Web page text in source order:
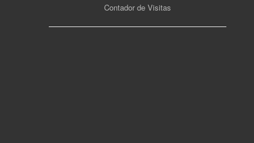
Contador de Visitas